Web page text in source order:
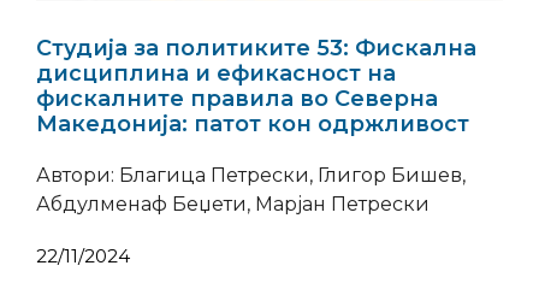
Студија за политиките 53: Фискална
дисциплина и ефикасност на
фискалните правила во Северна
Македонија: патот кон одржливост
Автори: Благица Петрески, Глигор Бишев,
Абдулменаф Беџети, Марјан Петрески
22/11/2024